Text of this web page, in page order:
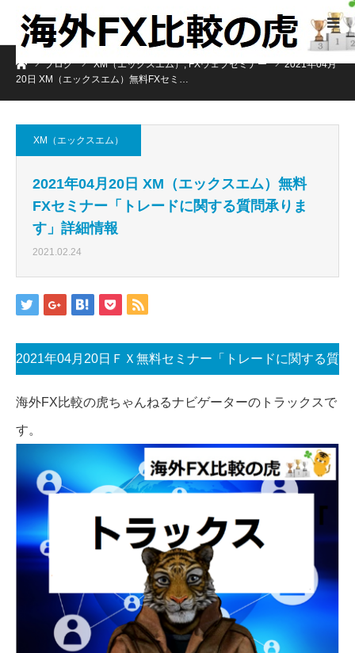
ホームブログ XM（エックスエム）, FXウェブセミナー
2021年04月
20日 XM（エックスエム）無料FXセミ…
XM（エックスエム）
2021年04月20日 XM（エックスエム）無料
FXセミナー「トレードに関する質問承りま
す」詳細情報
2021.02.24
2021年04月20日ＦＸ無料セミナー「トレードに関する質
海外FX比較の虎ちゃんねるナビゲーターのトラックスで
す。